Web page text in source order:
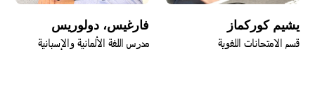
يشيم كوركماز
قسم الامتحانات اللغوية
فارغيس، دولوريس
مدرس اللغة الألمانية والإسبانية